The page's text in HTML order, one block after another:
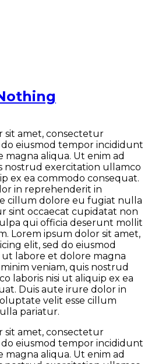
sit amet, consectetur
do eiusmod tempor incididunt
aliqua. Ut enim ad
nostrud exercitation ullamco
ex ea commodo consequat.
in reprehenderit in
cillum dolore eu fugiat nulla
sint occaecat cupidatat non
qui officia deserunt mollit
Lorem ipsum dolor sit amet,
elit, sed do eiusmod
labore et dolore magna
veniam, quis nostrud
laboris nisi ut aliquip ex ea
Duis aute irure dolor in
velit esse cillum
pariatur.
sit amet, consectetur
do eiusmod tempor incididunt
aliqua. Ut enim ad